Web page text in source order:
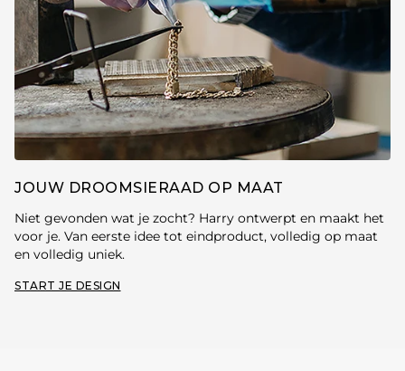
JOUW DROOMSIERAAD OP MAAT
Niet gevonden wat je zocht? Harry ontwerpt en maakt het
voor je. Van eerste idee tot eindproduct, volledig op maat
en volledig uniek.
START JE DESIGN